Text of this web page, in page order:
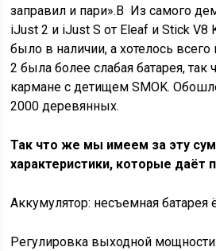
заправил и пари».В Из самого
iJust 2 и iJust S от Eleaf и Stick V8
было в наличии, а хотелось
2 была более слабая батарея, так
кармане с детищем SMOK.
2000 деревянных.
Так что же мы имеем за эту
характеристики, которые даёт
Аккумулятор: несъемная батарея
Регулировка выходной мощности: